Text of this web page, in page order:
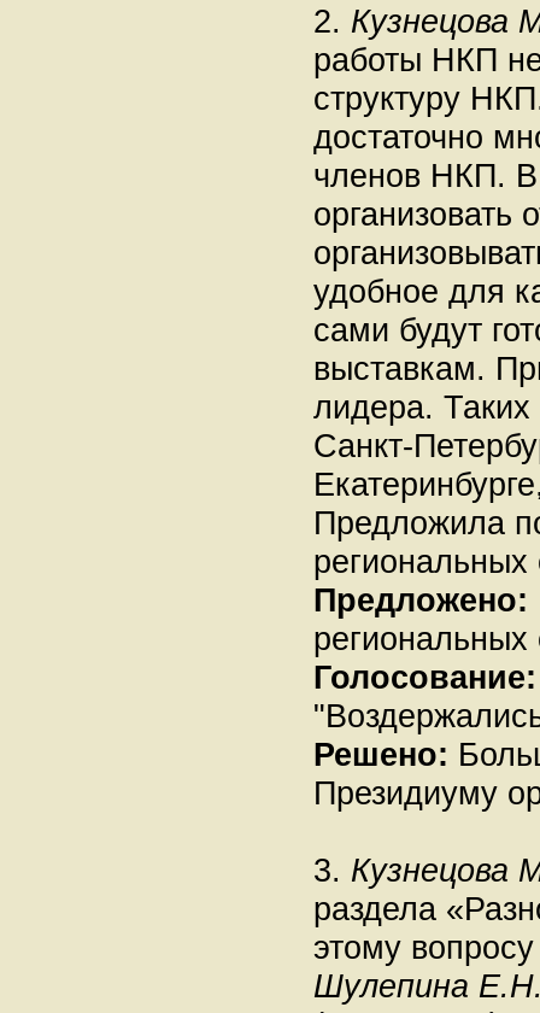
2. Кузнецова
работы НКП
структуру
достаточно
членов НКП. В
удобное для
сами будут
выставкам.
лидера.
Санкт-
Предложила
региональных
Предложено:
региональных
Голосование:
Решено:
Президиуму
3. Кузнецова
раздела
этому
Шулепина